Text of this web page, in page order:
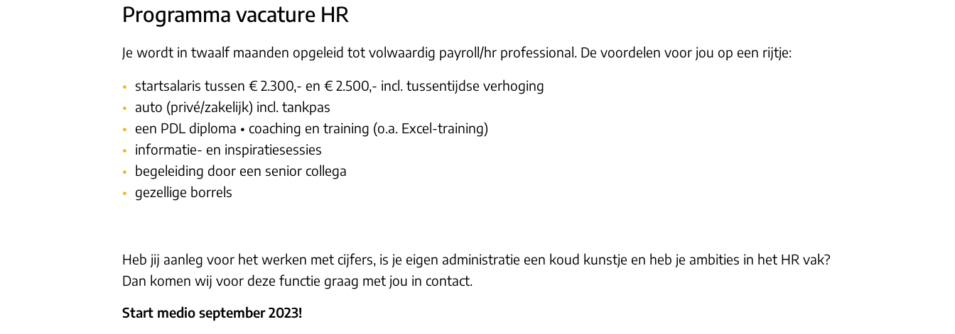
Programma vacature HR
Je wordt in twaalf maanden opgeleid tot volwaardig payroll/hr professional. De voordelen voor jou op een rijtje:
startsalaris tussen € 2.300,- en € 2.500,- incl. tussentijdse verhoging
auto (privé/zakelijk) incl. tankpas
een PDL diploma • coaching en training (o.a. Excel-training)
informatie- en inspiratiesessies
begeleiding door een senior collega
gezellige borrels
Heb jij aanleg voor het werken met cijfers, is je eigen administratie een koud kunstje en heb je ambities in het HR vak?
Dan komen wij voor deze functie graag met jou in contact.
Start medio september 2023!